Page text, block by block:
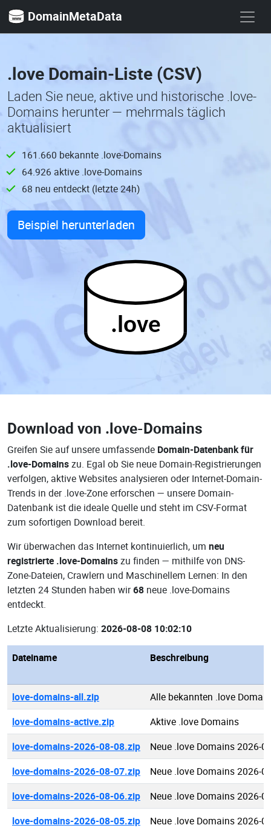
DomainMetaData
.love Domain-Liste (CSV)
Laden Sie neue, aktive und historische .love-
Domains herunter — mehrmals täglich
aktualisiert
161.660 bekannte .love-Domains
64.926 aktive .love-Domains
68 neu entdeckt (letzte 24h)
Beispiel herunterladen
.love
Download von .love-Domains
Greifen Sie auf unsere umfassende Domain-Datenbank für
.love-Domainszu. Egal ob Sie neue Domain-Registrierungen
verfolgen, aktive Websites analysieren oder Internet-Domain-
Trends in der .love-Zone erforschen — unsere Domain-
Datenbank ist die ideale Quelle und steht im CSV-Format
zum sofortigen Download bereit.
Wir überwachen das Internet kontinuierlich, um neu
registrierte .love-Domainszu finden — mithilfe von DNS-
Zone-Dateien, Crawlern und Maschinellem Lernen: In den
letzten 24 Stunden haben wir68 neue .love-Domains
entdeckt.
Letzte Aktualisierung: 2026-08-08 10:02:10
Dateiname Beschreibung
love-domains-all.zip
Alle bekannten .love
love-domains-active.zip
Aktive .love Domains
love-domains-2026-08-08.zip
Neue .love Domains 2026-
love-domains-2026-08-07.zip
Neue .love Domains 2026-
love-domains-2026-08-06.zip
Neue .love Domains 2026-
love-domains-2026-08-05.zip
Neue .love Domains 2026-